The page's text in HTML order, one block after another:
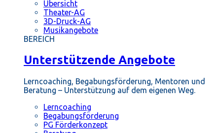
Übersicht
Theater-AG
3D-Druck-AG
Musikangebote
BEREICH
Unterstützende Angebote
Lerncoaching, Begabungsförderung, Mentoren und
Beratung – Unterstützung auf dem eigenen Weg.
Lerncoaching
Begabungsförderung
PG Förderkonzept